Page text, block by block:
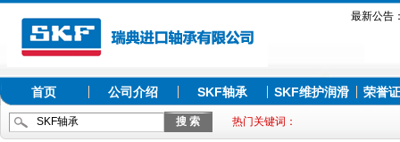
最新公告
首页 公司介绍 SKF轴承 SKF维护润滑 荣誉
热门关键词：